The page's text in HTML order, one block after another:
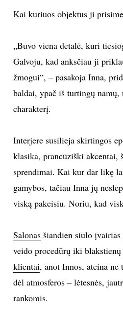
Kai kuriuos objektus ji
„Buvo viena detalė, kuri
Galvoju, kad anksčiau ji
žmogui“, – pasakoja Inna,
baldai, ypač iš turtingų namų,
charakterį.
Interjere susilieja skirtingos
klasika, prancūziški akcentai,
sprendimai. Kai kur dar likę
gamybos, tačiau Inna jų
viską pakeisiu. Noriu, kad
Salonasšiandien siūlo įvairias
veido procedūrų iki
klientai, anot Innos, ateina
dėl atmosferos – lėtesnės,
rankomis.